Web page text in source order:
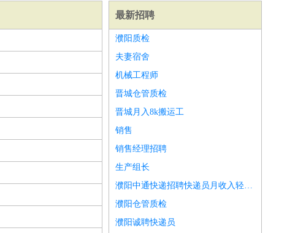
最新招聘
濮阳质检
夫妻宿舍
机械工程师
晋城仓管质检
晋城月入8k搬运工
销售
销售经理招聘
生产组长
濮阳中通快递招聘快递员月收入轻松过万
濮阳仓管质检
濮阳诚聘快递员